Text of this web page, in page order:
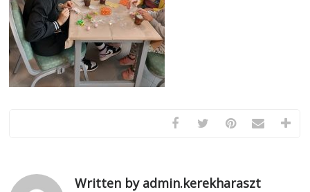
Written by admin.kerekharaszt